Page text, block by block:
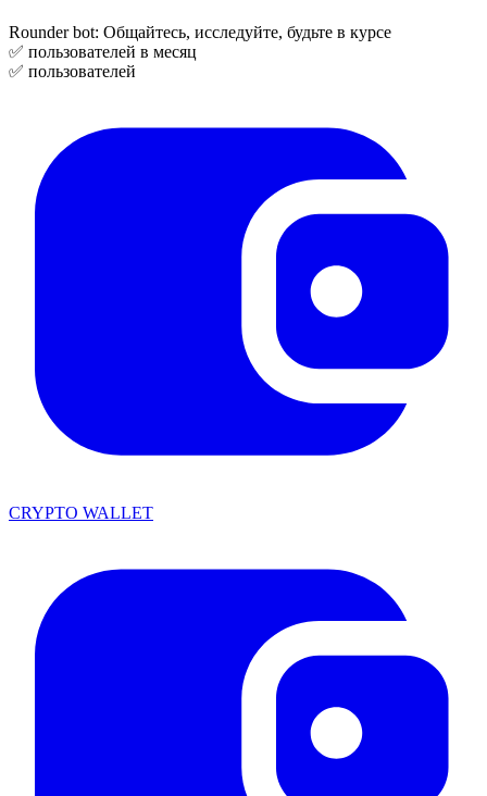
Rounder bot: Общайтесь, исследуйте, будьте в курсе
✅ пользователей в месяц
✅ пользователей
CRYPTO WALLET